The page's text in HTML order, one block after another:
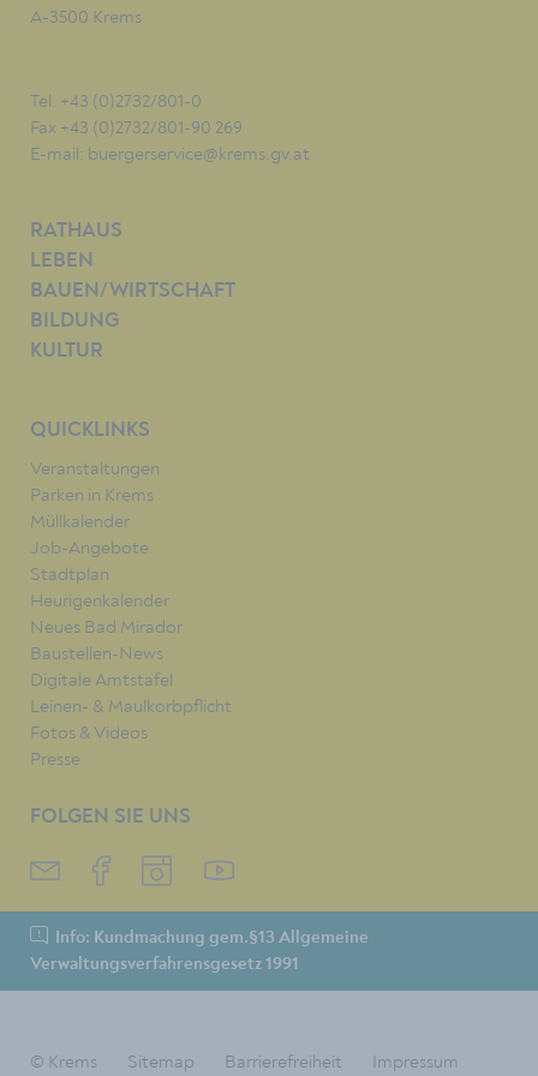
A-3500 Krems
Tel. +43 (0)2732/801-0
Fax +43 (0)2732/801-90 269
E-mail: buergerservice@krems.gv.at
RATHAUS
LEBEN
BAUEN/WIRTSCHAFT
BILDUNG
KULTUR
QUICKLINKS
Veranstaltungen
Parken in Krems
Müllkalender
Job-Angebote
Stadtplan
Heurigenkalender
Neues Bad Mirador
Baustellen-News
Digitale Amtstafel
Leinen- & Maulkorbpflicht
Fotos & Videos
Presse
FOLGEN SIE UNS
Info: Kundmachung gem.§13 Allgemeine
Verwaltungsverfahrensgesetz 1991
© Krems Sitemap Barrierefreiheit Impressum